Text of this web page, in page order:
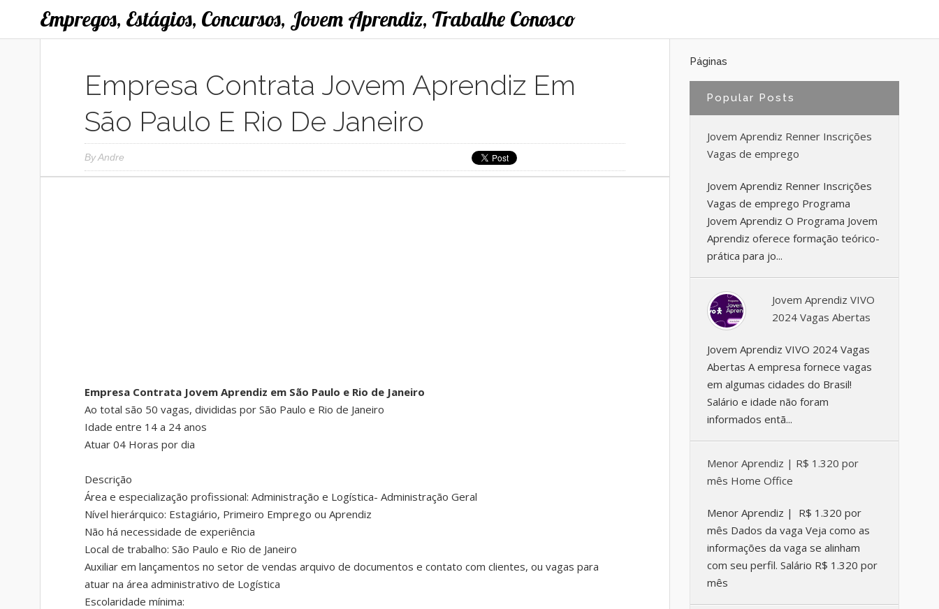
Empregos, Estágios, Concursos, Jovem Aprendiz, Trabalhe Conosco
Empresa Contrata Jovem Aprendiz Em
São Paulo E Rio De Janeiro
ByAndre
Empresa Contrata Jovem Aprendiz em São Paulo e Rio de Janeiro
Ao total são 50 vagas, divididas por São Paulo e Rio de Janeiro
Idade entre 14 a 24 anos
Atuar 04 Horas por dia
Descrição
Área e especialização profissional: Administração e Logística- Administração Geral
Nível hierárquico: Estagiário, Primeiro Emprego ou Aprendiz
Não há necessidade de experiência
Local de trabalho: São Paulo e Rio de Janeiro
Auxiliar em lançamentos no setor de vendas arquivo de documentos e contato com clientes, ou vagas para
atuar na área administrativo de Logística
Escolaridade mínima:
Páginas
Popular Posts
Jovem Aprendiz Renner Inscrições
Vagas de emprego
Jovem Aprendiz Renner Inscrições
Vagas de emprego Programa
Jovem Aprendiz O Programa Jovem
Aprendiz oferece formação teórico-
prática para jo...
Jovem Aprendiz VIVO
2024 Vagas Abertas
Jovem Aprendiz VIVO 2024 Vagas
Abertas A empresa fornece vagas
em algumas cidades do Brasil!
Salário e idade não foram
informados entã...
Menor Aprendiz | R$ 1.320 por
mês Home Office
Menor Aprendiz | R$ 1.320 por
mês Dados da vaga Veja como as
informações da vaga se alinham
com seu perfil. Salário R$ 1.320 por
mês